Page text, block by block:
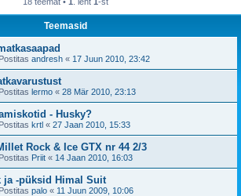
Teemasid
andresh « 17 Juun 2010, 23:42
lermo « 28 Mär 2010, 23:13
- Husky?
krtl « 27 Jaan 2010, 15:33
Rock & Ice GTX nr 44 2/3
Priit « 14 Jaan 2010, 16:03
ja -püksid Himal Suit
palo « 11 Juun 2009, 10:06